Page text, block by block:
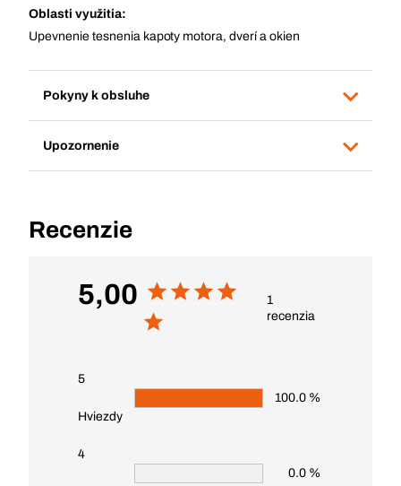
Oblasti využitia:
Upevnenie tesnenia kapoty motora, dverí a okien
Pokyny k obsluhe
Upozornenie
Recenzie
5,00
1
recenzia
5
Hviezdy
100.0 %
4
0.0 %